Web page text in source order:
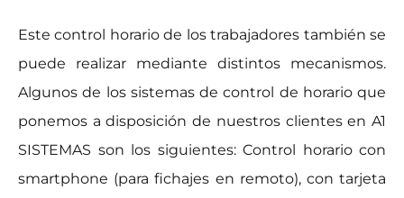
Este control horario de los trabajadores también se
puede realizar mediante distintos mecanismos.
Algunos de los sistemas de control de horario que
ponemos a disposición de nuestros clientes en A1
SISTEMAS son los siguientes: Control horario con
smartphone (para fichajes en remoto), con tarjeta